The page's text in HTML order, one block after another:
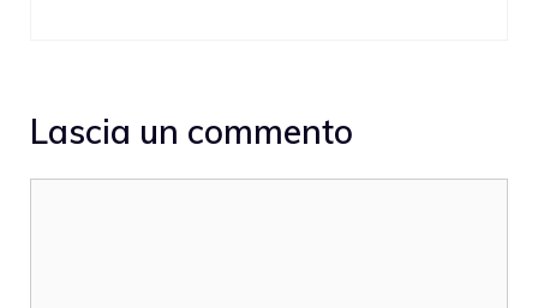
Lascia un commento